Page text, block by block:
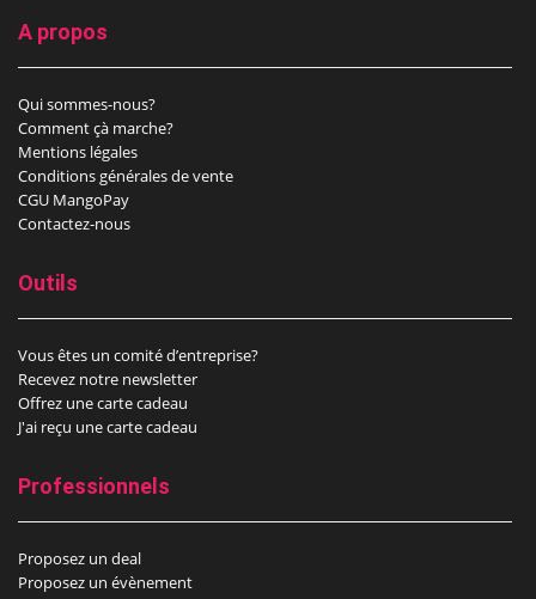
A propos
Qui sommes-nous?
Comment çà marche?
Mentions légales
Conditions générales de vente
CGU MangoPay
Contactez-nous
Outils
Vous êtes un comité d’entreprise?
Recevez notre newsletter
Offrez une carte cadeau
J'ai reçu une carte cadeau
Professionnels
Proposez un deal
Proposez un évènement